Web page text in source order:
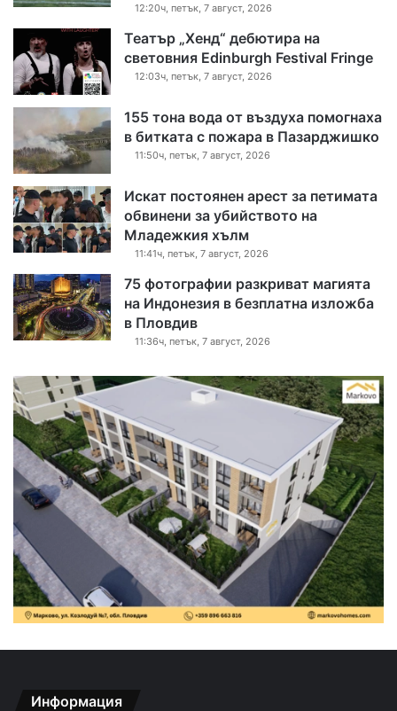
12:20ч, петък, 7 август, 2026
Театър „Хенд“ дебютира на
световния Edinburgh Festival Fringe
12:03ч, петък, 7 август, 2026
155 тона вода от въздуха помогнаха
в битката с пожара в Пазарджишко
11:50ч, петък, 7 август, 2026
Искат постоянен арест за петимата
обвинени за убийството на
Младежкия хълм
11:41ч, петък, 7 август, 2026
75 фотографии разкриват магията
на Индонезия в безплатна изложба
в Пловдив
11:36ч, петък, 7 август, 2026
Информация